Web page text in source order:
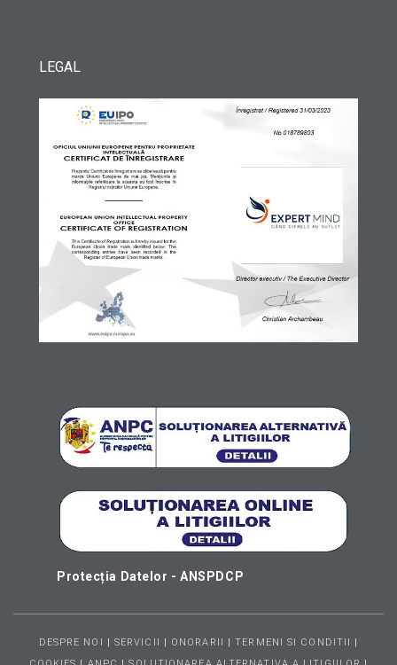
LEGAL
Protecția Datelor - ANSPDCP
DESPRE NOI | SERVICII | ONORARII |TERMENI SI CONDITII |